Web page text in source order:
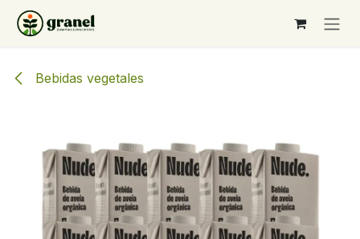
Ir al contenido
Bebidas vegetales